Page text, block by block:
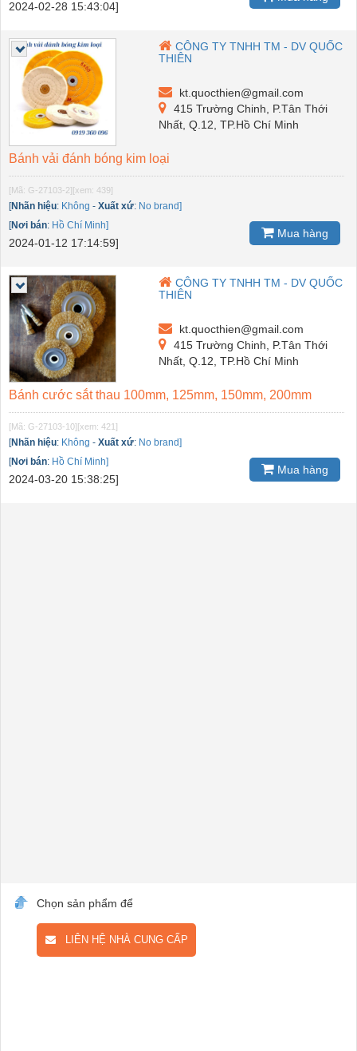
2024-02-28 15:43:04]
CÔNG TY TNHH TM - DV QUỐC
THIÊN
kt.quocthien@gmail.com
415 Trường Chinh, P.Tân Thới
Nhất, Q.12, TP.Hồ Chí Minh
Bánh vải đánh bóng kim loại
[Mã: G-27103-2][xem: 439]
[Nhãn hiệu: Không - Xuất xứ: No brand]
[Nơi bán: Hồ Chí Minh]
2024-01-12 17:14:59]
Mua hàng
CÔNG TY TNHH TM - DV QUỐC
THIÊN
kt.quocthien@gmail.com
415 Trường Chinh, P.Tân Thới
Nhất, Q.12, TP.Hồ Chí Minh
Bánh cước sắt thau 100mm, 125mm, 150mm, 200mm
[Mã: G-27103-10][xem: 421]
[Nhãn hiệu: Không - Xuất xứ: No brand]
[Nơi bán: Hồ Chí Minh]
2024-03-20 15:38:25]
Mua hàng
Chọn sản phẩm để
LIÊN HỆ NHÀ CUNG CẤP